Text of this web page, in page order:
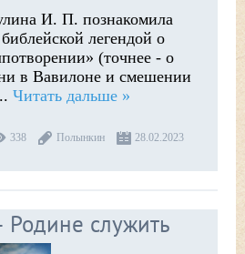
И. П. познакомила
легендой о
(точнее - о
в Вавилоне и смешении
Читать дальше »
338 Полынкин
28.02.2023
Родине служить